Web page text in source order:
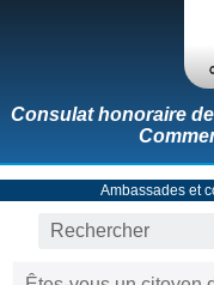
Consulat honoraire
Ambassades et